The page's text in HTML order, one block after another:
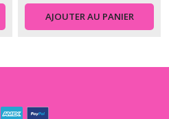
AJOUTER AU PANIER